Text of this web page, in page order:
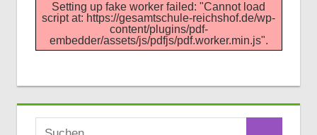
Setting up fake worker failed: "Cannot load
script at: https://gesamtschule-reichshof.de/wp-
content/plugins/pdf-
embedder/assets/js/pdfjs/pdf.worker.min.js".
Suchen